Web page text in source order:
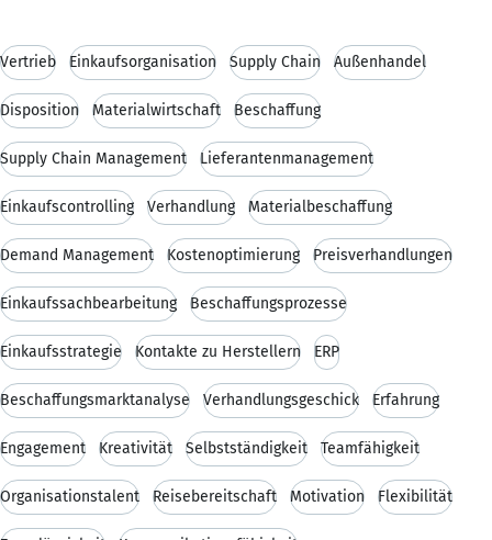
Vertrieb Einkaufsorganisation Supply Chain Außenhandel
Disposition Materialwirtschaft Beschaffung
Supply Chain Management Lieferantenmanagement
Einkaufscontrolling Verhandlung Materialbeschaffung
Demand Management Kostenoptimierung Preisverhandlungen
Einkaufssachbearbeitung Beschaffungsprozesse
Einkaufsstrategie Kontakte zu Herstellern ERP
Beschaffungsmarktanalyse Verhandlungsgeschick Erfahrung
Engagement Kreativität Selbstständigkeit Teamfähigkeit
Organisationstalent Reisebereitschaft Motivation Flexibilität